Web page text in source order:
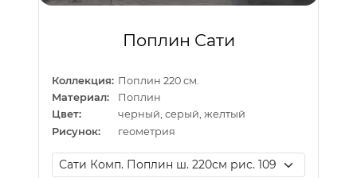
Поплин Сати
Коллекция: Поплин 220 см.
Материал:
Поплин
Цвет:
черный, серый, желтый
Рисунок:
геометрия